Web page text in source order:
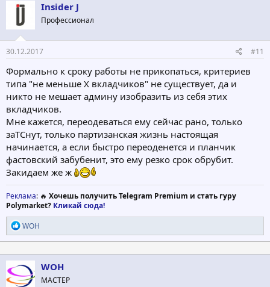
Insider J
Профессионал
30.12.2017 #11
Формально к сроку работы не прикопаться, критериев
типа "не меньше X вкладчиков" не существует, да и
никто не мешает админу изобразить из себя этих
вкладчиков.
Мне кажется, переодеваться ему сейчас рано, только
заТСнут, только партизанская жизнь настоящая
начинается, а если быстро переоденется и планчик
фастовский забубенит, это ему резко срок обрубит.
Закидаем же ж
Реклама: 🔥 Хочешь получить Telegram Premium и стать гуру
Polymarket? Кликай сюда!
Р
е
а
к
ц
и
WOH
WOH
МАСТЕР